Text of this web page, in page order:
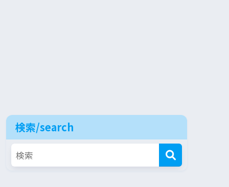
検索/search